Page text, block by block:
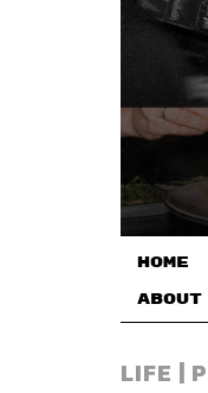
HOME
ABOUT
LIFE |